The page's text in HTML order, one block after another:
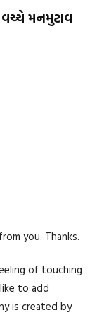
મનમુટાવ
you. Thanks.
of touching
to add
is created by